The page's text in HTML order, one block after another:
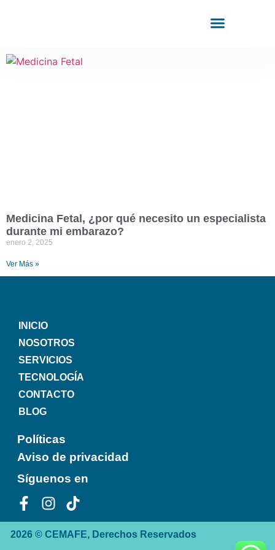
Medicina Fetal, ¿por qué necesito un especialista
durante mi embarazo?
enero 2, 2025
Ver Más »
INICIO
NOSOTROS
SERVICIOS
TECNOLOGÍA
CONTACTO
BLOG
Políticas
Aviso de privacidad
Síguenos en
2026 © CEMAFE, Derechos Reservados